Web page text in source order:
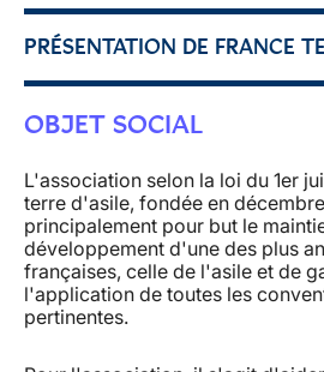
PRÉSENTATION DE FRANCE
OBJET SOCIAL
L'association selon la loi du 1er
terre d'asile, fondée en
principalement pour but le
développement d'une des plus
françaises, celle de l'asile et de
l'application de toutes les
pertinentes.